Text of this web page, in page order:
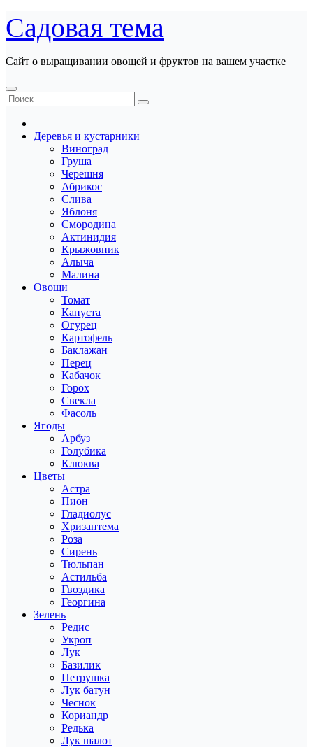
Перейти
к
содержанию
Садовая тема
Сайт о выращивании овощей и фруктов на вашем участке
Деревья и кустарники
Виноград
Груша
Черешня
Абрикос
Слива
Яблоня
Смородина
Актинидия
Крыжовник
Алыча
Малина
Овощи
Томат
Капуста
Огурец
Картофель
Баклажан
Перец
Кабачок
Горох
Свекла
Фасоль
Ягоды
Арбуз
Голубика
Клюква
Цветы
Астра
Пион
Гладиолус
Хризантема
Роза
Сирень
Тюльпан
Астильба
Гвоздика
Георгина
Зелень
Редис
Укроп
Лук
Базилик
Петрушка
Лук батун
Чеснок
Кориандр
Редька
Лук шалот